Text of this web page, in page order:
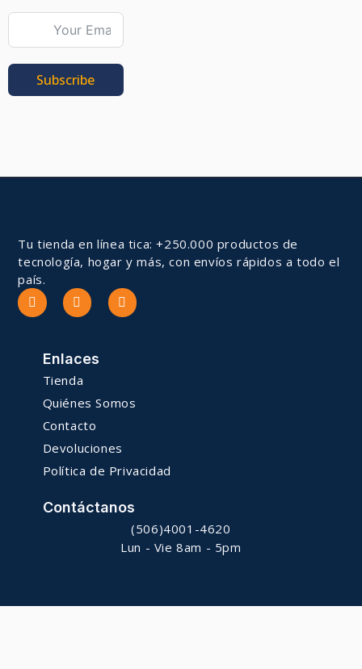
Subscribe
Tu tienda en línea tica: +250.000 productos de
tecnología, hogar y más, con envíos rápidos a todo el
país.
Enlaces
Tienda
Quiénes Somos
Contacto
Devoluciones
Política de Privacidad
Contáctanos
(506)4001-4620
Lun - Vie 8am - 5pm